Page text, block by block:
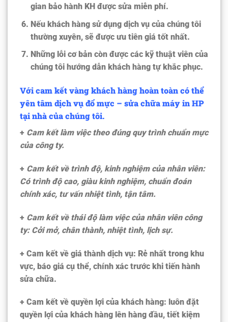
gian bảo hành KH được sửa miễn phí.
Nếu khách hàng sử dụng dịch vụ của chúng tôi
thường xuyên, sẽ được ưu tiên giá tốt nhất.
Những lỗi cơ bản còn được các kỹ thuật viên của
chúng tôi hướng dẫn khách hàng tự khắc phục.
Với cam kết vàng khách hàng hoàn toàn có thể
yên tâm dịch vụ đổ mực – sửa chữa máy in HP
tại nhà của chúng tôi.
+ Cam kết làm việc theo đúng quy trình chuẩn mực
của công ty.
+ Cam kết về trình độ, kinh nghiệm của nhân viên:
Có trình độ cao, giàu kinh nghiệm, chuẩn đoán
chính xác, tư vấn nhiệt tình, tận tâm.
+ Cam kết về thái độ làm việc của nhân viên công
ty: Cởi mở, chân thành, nhiệt tình, lịch sự.
+ Cam kết về giá thành dịch vụ: Rẻ nhất trong khu
vực, báo giá cụ thể, chính xác trước khi tiến hành
sửa chữa.
+ Cam kết về quyền lợi của khách hàng: luôn đặt
quyền lợi của khách hàng lên hàng đầu, tiết kiệm